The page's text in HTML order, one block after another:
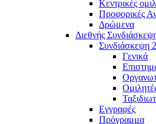
Κεντρικές
Προφορικές
Δρώμενα
Διεθνής
Συνδιάσκεψη
Γενικά
Εγγραφές
Πρόγραμμα